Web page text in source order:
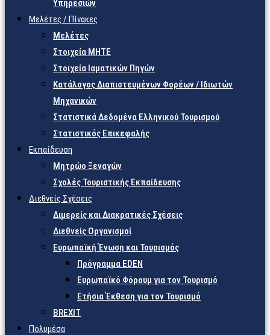
Υπηρεσιών
Μελέτες / Πίνακες
Μελέτες
Στοιχεία ΜΗΤΕ
Στοιχεία Ιαματικών Πηγών
Κατάλογος Διαπιστευμένων Φορέων / Ιδιωτών
Μηχανικών
Στατιστικά Δεδομένα Ελληνικού Τουρισμού
Στατιστικός Επικεφαλής
Εκπαίδευση
Μητρώο Ξεναγών
Σχολές Τουριστικής Εκπαίδευσης
Διεθνείς Σχέσεις
Διμερείς και Διακρατικές Σχέσεις
Διεθνείς Οργανισμοί
Ευρωπαϊκή Ένωση και Τουρισμός
Πρόγραμμα EDEN
Ευρωπαϊκό Φόρουμ για τον Τουρισμό
Ετήσια Έκθεση για τον Τουρισμό
BREXIT
Πολυμέσα